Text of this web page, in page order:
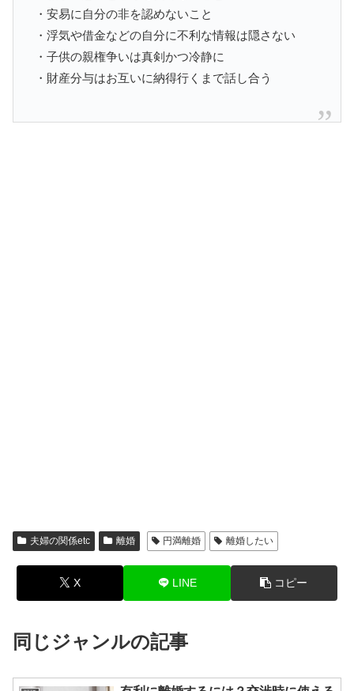
・安易に自分の非を認めないこと
・浮気や借金などの自分に不利な情報は隠さない
・子供の親権争いは真剣かつ冷静に
・財産分与はお互いに納得行くまで話し合う
夫婦の関係etc 離婚 円満離婚 離婚したい
X LINE コピー
同じジャンルの記事